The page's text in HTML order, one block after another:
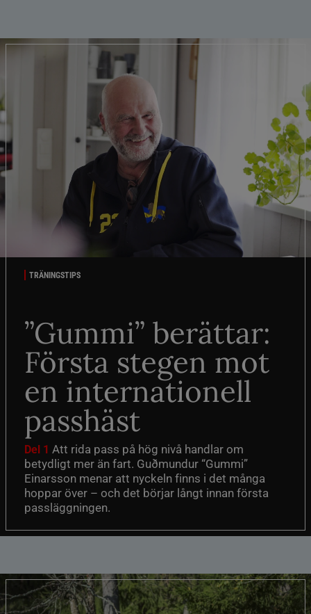
TRÄNINGSTIPS
”Gummi” berättar:
Första stegen mot
en internationell
passhäst
Del 1 Att rida pass på hög nivå handlar om
betydligt mer än fart. Guðmundur “Gummi”
Einarsson menar att nyckeln finns i det många
hoppar över – och det börjar långt innan första
passläggningen.